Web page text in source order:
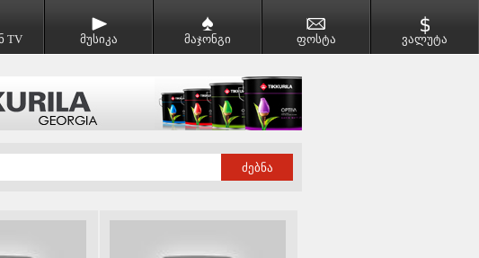
TV მუსიკა მაჯონგი ფოსტა ვალუტა